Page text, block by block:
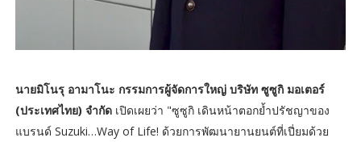
นายมิโนรุ อามาโนะ กรรมการผู้จัดการใหญ่ บริษัท ซูซูกิ มอเตอร์
(ประเทศไทย) จำกัด เปิดเผยว่า "ซูซูกิ เดินหน้าตอกย้ำปรัชญาของ
แบรนด์ Suzuki…Way of Life! ด้วยการพัฒนายานยนต์ที่เปี่ยมด้วย